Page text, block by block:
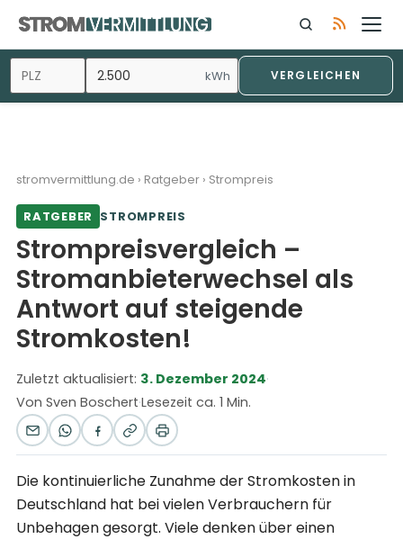
kWh VERGLEICHEN
stromvermittlung.de › Ratgeber › Strompreis
RATGEBER STROMPREIS
Strompreisvergleich –
Stromanbieterwechsel als
Antwort auf steigende
Stromkosten!
Zuletzt aktualisiert: 3. Dezember 2024·
Von Sven Boschert·Lesezeit ca. 1 Min.
Die kontinuierliche Zunahme der Stromkosten in
Deutschland hat bei vielen Verbrauchern für
Unbehagen gesorgt. Viele denken über einen